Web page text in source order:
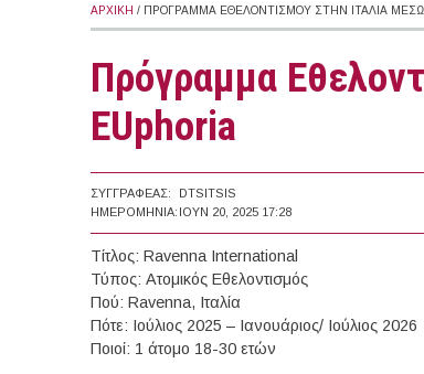
ΑΡΧΙΚΉ / ΠΡΌΓΡΑΜΜΑ ΕΘΕΛΟΝΤΙΣΜΟΎ ΣΤΗΝ IΤΑΛΊΑ ΜΈΣΩ
Πρόγραμμα
EUphoria
ΣΥΓΓΡΑΦΈΑΣ:
DTSITSIS
ΗΜΕΡΟΜΗΝΊΑ: ΙΟΥΝ 20, 2025 17:28
Τίτλος: Ravenna International
Τύπος: Ατομικός Εθελοντισμός
Πού: Ravenna, Ιταλία
Πότε: Ιούλιος 2025 – Ιανουάριος/ Ιούλιος 2026
Ποιοί: 1 άτομο 18-30 ετών